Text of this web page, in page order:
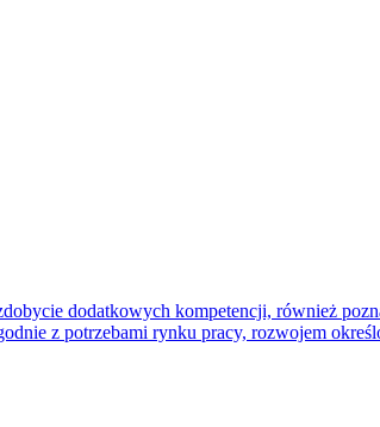
dodatkowych kompetencji, również
z potrzebami rynku pracy, rozwojem